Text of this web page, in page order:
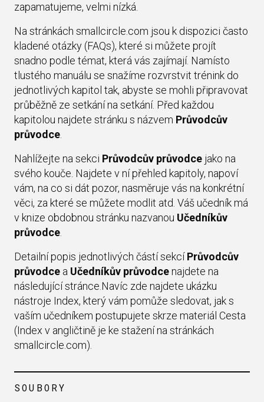
zapamatujeme, velmi nízká.
Na stránkách smallcircle.com jsou k dispozici často
kladené otázky (FAQs), které si můžete projít
snadno podle témat, která vás zajímají. Namísto
tlustého manuálu se snažíme rozvrstvit trénink do
jednotlivých kapitol tak, abyste se mohli připravovat
průběžně ze setkání na setkání. Před každou
kapitolou najdete stránku s názvem Průvodcův
průvodce
Nahlížejte na sekci Průvodcův průvodce jako na
svého kouče. Najdete v ní přehled kapitoly, napoví
vám, na co si dát pozor, nasměruje vás na konkrétní
věci, za které se můžete modlit atd. Váš učedník má
v knize obdobnou stránku nazvanou Učedníkův
průvodce
Detailní popis jednotlivých částí sekcíPrůvodcův
průvodce a Učedníkův průvodcenajdete na
následující stránce.Navíc zde najdete ukázku
nástroje Index, který vám pomůže sledovat, jak s
vaším učedníkem postupujete skrze materiál Cesta
(Index v angličtině je ke stažení na stránkách
smallcircle.com).
SOUBORY